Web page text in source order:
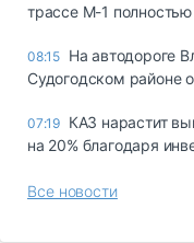
трассе М-1
08:15 На автодороге
Судогодском районе
07:19 КАЗ нарастит
на 20% благодаря
Все новости